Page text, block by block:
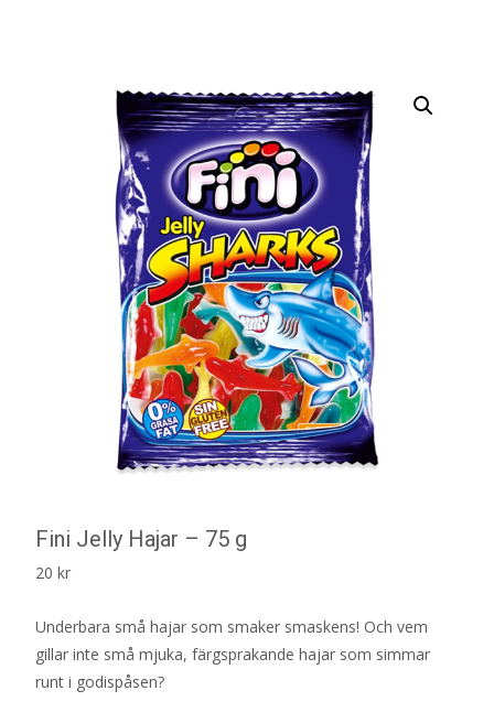
Fini Jelly Hajar – 75 g
20 kr
Underbara små hajar som smaker smaskens! Och vem
gillar inte små mjuka, färgsprakande hajar som simmar
runt i godispåsen?